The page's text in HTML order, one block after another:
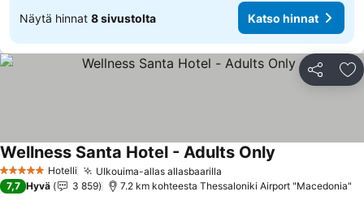
Näytä hinnat 8 sivustolta Katso hinnat
Jaa
5 Tähtiluokitus
Hotelli Ulkouima-allas allasbaarilla
Wellness Santa Hotel - Adults Only
7,7 Hyvä 3 859 7.2 km kohteesta Thessaloniki Airport "Macedonia"